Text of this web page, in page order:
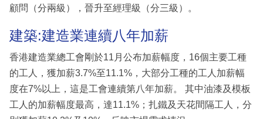
顧問（分兩級），晉升至經理級（分三級）。
建築:建造業連續八年加薪
香港建造業總工會剛於11月公布加薪幅度，16個主要工種
的工人，獲加薪3.7%至11.1%，大部分工種的工人加薪幅
度在7%以上，這是工會連續第八年加薪。 其中油漆及模板
工人的加薪幅度最高，達11.1%；扎鐵及天花間隔工人，分